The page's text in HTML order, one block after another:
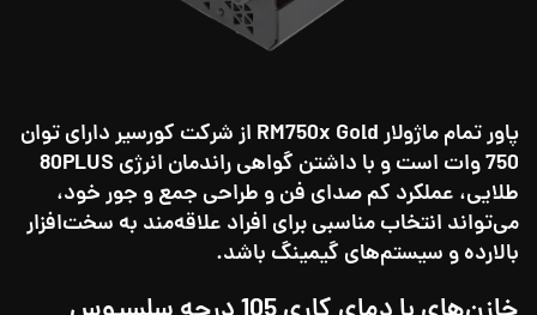
پاور تمام ماژولار RM750x Gold از شرکت کورسیر دارای توان
750 وات است و با داشتن گواهی راندمان انرژی 80PLUS
طلایی، عملکرد کم‌ صدای فن و طراحی جمع و جور خود،
می‌تواند انتخاب مناسبی برای افراد علاقه‌مند به سخت‌افزار
بالارده و سیستم‌های گیمینگ باشد.